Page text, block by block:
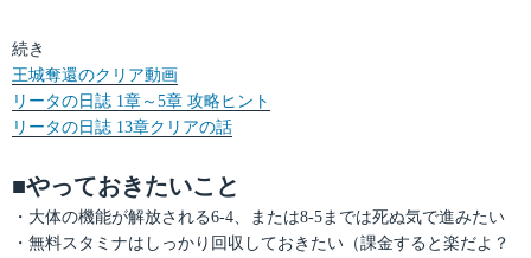
続き
王城奪還のクリア動画
リータの日誌 1章～5章 攻略ヒント
リータの日誌 13章クリアの話
■やっておきたいこと
・大体の機能が解放される6-4、または8-5までは死ぬ気で進みたい
・無料スタミナはしっかり回収しておきたい（課金すると楽だよ？